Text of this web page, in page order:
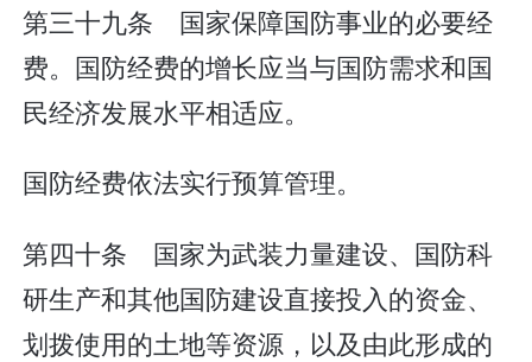
第三十九条 国家保障国防事业的必要经
费。国防经费的增长应当与国防需求和国
民经济发展水平相适应。
国防经费依法实行预算管理。
第四十条 国家为武装力量建设、国防科
研生产和其他国防建设直接投入的资金、
划拨使用的土地等资源，以及由此形成的